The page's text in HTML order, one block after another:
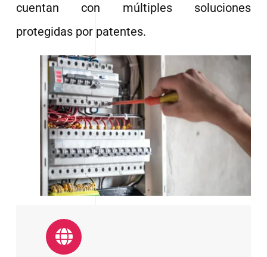
cuentan con múltiples soluciones
protegidas por patentes.